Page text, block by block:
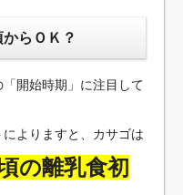
らＯＫ？
開始時期」に注目して
よりますと、カサゴは
の離乳食初